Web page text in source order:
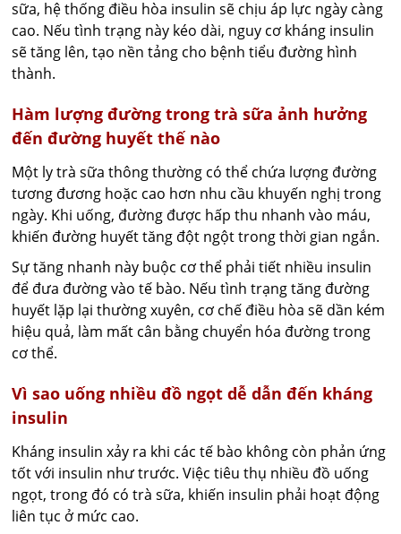
sữa, hệ thống điều hòa insulin sẽ chịu áp lực ngày càng
cao. Nếu tình trạng này kéo dài, nguy cơ kháng insulin
sẽ tăng lên, tạo nền tảng cho bệnh tiểu đường hình
thành.
Hàm lượng đường trong trà sữa ảnh hưởng
đến đường huyết thế nào
Một ly trà sữa thông thường có thể chứa lượng đường
tương đương hoặc cao hơn nhu cầu khuyến nghị trong
ngày. Khi uống, đường được hấp thu nhanh vào máu,
khiến đường huyết tăng đột ngột trong thời gian ngắn.
Sự tăng nhanh này buộc cơ thể phải tiết nhiều insulin
để đưa đường vào tế bào. Nếu tình trạng tăng đường
huyết lặp lại thường xuyên, cơ chế điều hòa sẽ dần kém
hiệu quả, làm mất cân bằng chuyển hóa đường trong
cơ thể.
Vì sao uống nhiều đồ ngọt dễ dẫn đến kháng
insulin
Kháng insulin xảy ra khi các tế bào không còn phản ứng
tốt với insulin như trước. Việc tiêu thụ nhiều đồ uống
ngọt, trong đó có trà sữa, khiến insulin phải hoạt động
liên tục ở mức cao.